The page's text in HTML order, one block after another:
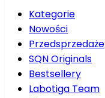
Kategorie
Nowości
Przedsprzedaże
SQN Originals
Bestsellery
Labotiga Team